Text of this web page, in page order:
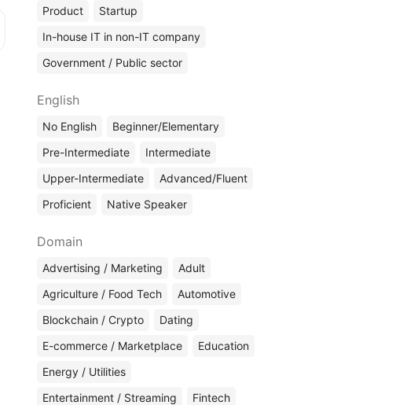
Product
Startup
In-house IT in non-IT company
Government / Public sector
English
No English
Beginner/Elementary
Pre-Intermediate
Intermediate
Upper-Intermediate
Advanced/Fluent
Proficient
Native Speaker
Domain
Advertising / Marketing
Adult
Agriculture / Food Tech
Automotive
Blockchain / Crypto
Dating
E-commerce / Marketplace
Education
Energy / Utilities
Entertainment / Streaming
Fintech